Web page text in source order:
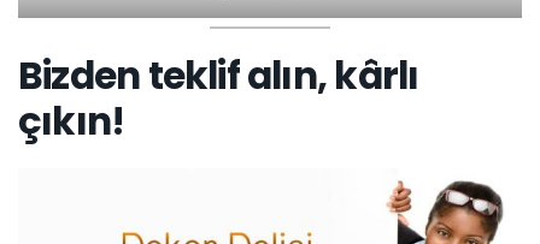
Bizden teklif alın, kârlı
çıkın!